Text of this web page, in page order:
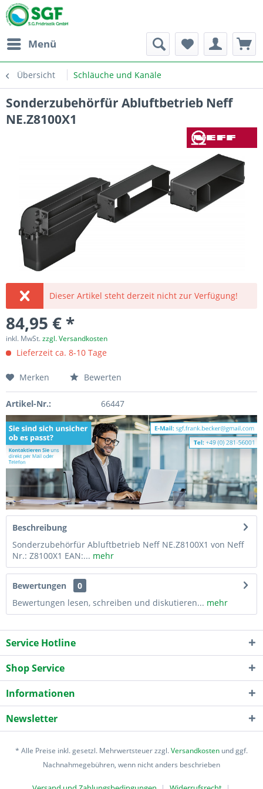
Menü
Übersicht Schläuche und Kanäle
Sonderzubehörfür Abluftbetrieb Neff
NE.Z8100X1
Dieser Artikel steht derzeit nicht zur Verfügung!
84,95 € *
inkl. MwSt.zzgl. Versandkosten
Lieferzeit ca. 8-10 Tage
Merken Bewerten
Artikel-Nr.: 66447
Beschreibung
Sonderzubehörfür Abluftbetrieb Neff NE.Z8100X1 von Neff
Nr.: Z8100X1 EAN:... mehr
Bewertungen
0
Bewertungen lesen, schreiben und diskutieren... mehr
Service Hotline
Shop Service
Informationen
Newsletter
* Alle Preise inkl. gesetzl. Mehrwertsteuer zzgl.Versandkosten und ggf.
Nachnahmegebühren, wenn nicht anders beschrieben